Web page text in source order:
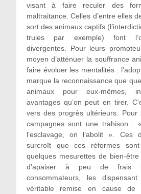
visant à faire reculer des
maltraitance. Celles d’entre elles
sort des animaux captifs
truies par exemple) font
divergentes. Pour leurs
moyen d’atténuer la souffrance
faire évoluer les mentalités :
marque la reconnaissance que
animaux pour eux-mêmes,
avantages qu’on peut en tirer.
vers des progrès ultérieurs. Pour
campagnes sont une trahison :
l’esclavage, on l’abolit ». Ces
surcroît que ces réformes sont
quelques mesurettes de bien-
d’apaiser à peu de frais
consommateurs, les
véritable remise en cause de